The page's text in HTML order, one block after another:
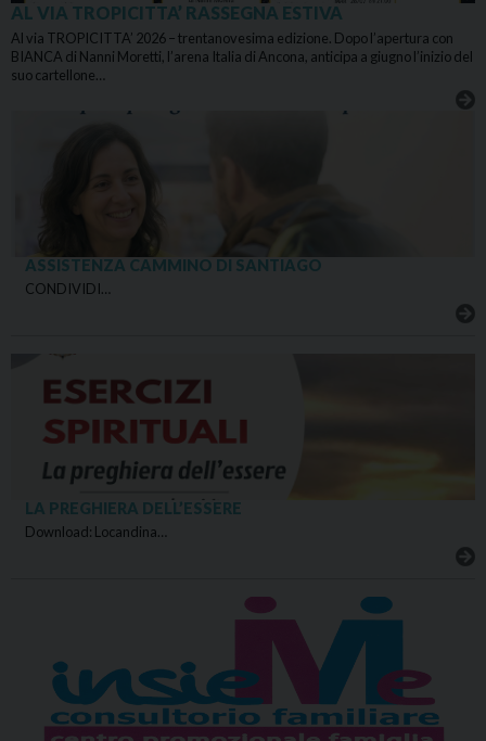
AL VIA TROPICITTA’ RASSEGNA ESTIVA
Al via TROPICITTA’ 2026 – trentanovesima edizione. Dopo l’apertura con
BIANCA di Nanni Moretti, l’arena Italia di Ancona, anticipa a giugno l’inizio del
suo cartellone…
ASSISTENZA CAMMINO DI SANTIAGO
CONDIVIDI…
LA PREGHIERA DELL’ESSERE
Download: Locandina…